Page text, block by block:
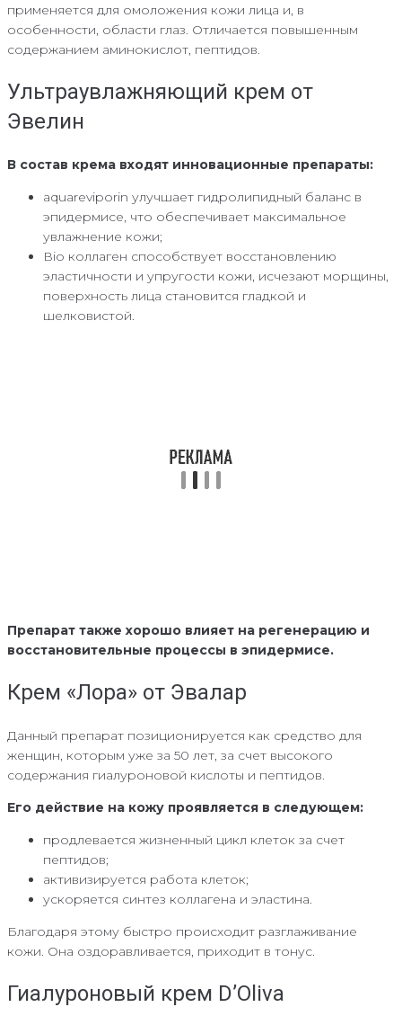
применяется для омоложения кожи лица и, в
особенности, области глаз. Отличается повышенным
содержанием аминокислот, пептидов.
Ультраувлажняющий крем от
Эвелин
В состав крема входят инновационные препараты:
aquareviporin улучшает гидролипидный баланс в
эпидермисе, что обеспечивает максимальное
увлажнение кожи;
Вio коллаген способствует восстановлению
эластичности и упругости кожи, исчезают морщины,
поверхность лица становится гладкой и
шелковистой.
Препарат также хорошо влияет на регенерацию и
восстановительные процессы в эпидермисе.
Крем «Лора» от Эвалар
Данный препарат позиционируется как средство для
женщин, которым уже за 50 лет, за счет высокого
содержания гиалуроновой кислоты и пептидов.
Его действие на кожу проявляется в следующем:
продлевается жизненный цикл клеток за счет
пептидов;
активизируется работа клеток;
ускоряется синтез коллагена и эластина.
Благодаря этому быстро происходит разглаживание
кожи. Она оздоравливается, приходит в тонус.
Гиалуроновый крем D’Oliva